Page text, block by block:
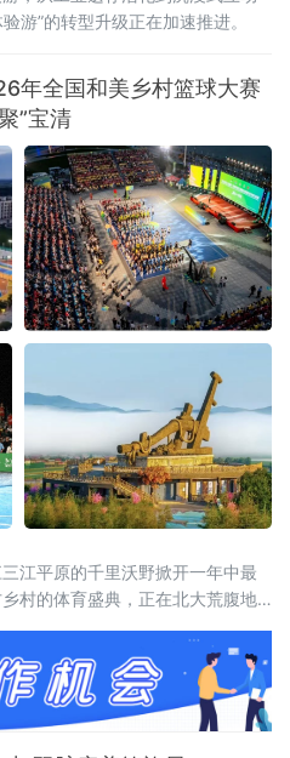
游”的转型升级正在加速推进。
年全国和美乡村篮球大赛
”宝清
江平原的千里沃野掀开一年中最
村的体育盛典，正在北大荒腹地
清县燃情启幕。这是村BA大区赛
广袤的东北粮仓。届时，来自北
辽宁、吉林、山东、新疆、黑龙